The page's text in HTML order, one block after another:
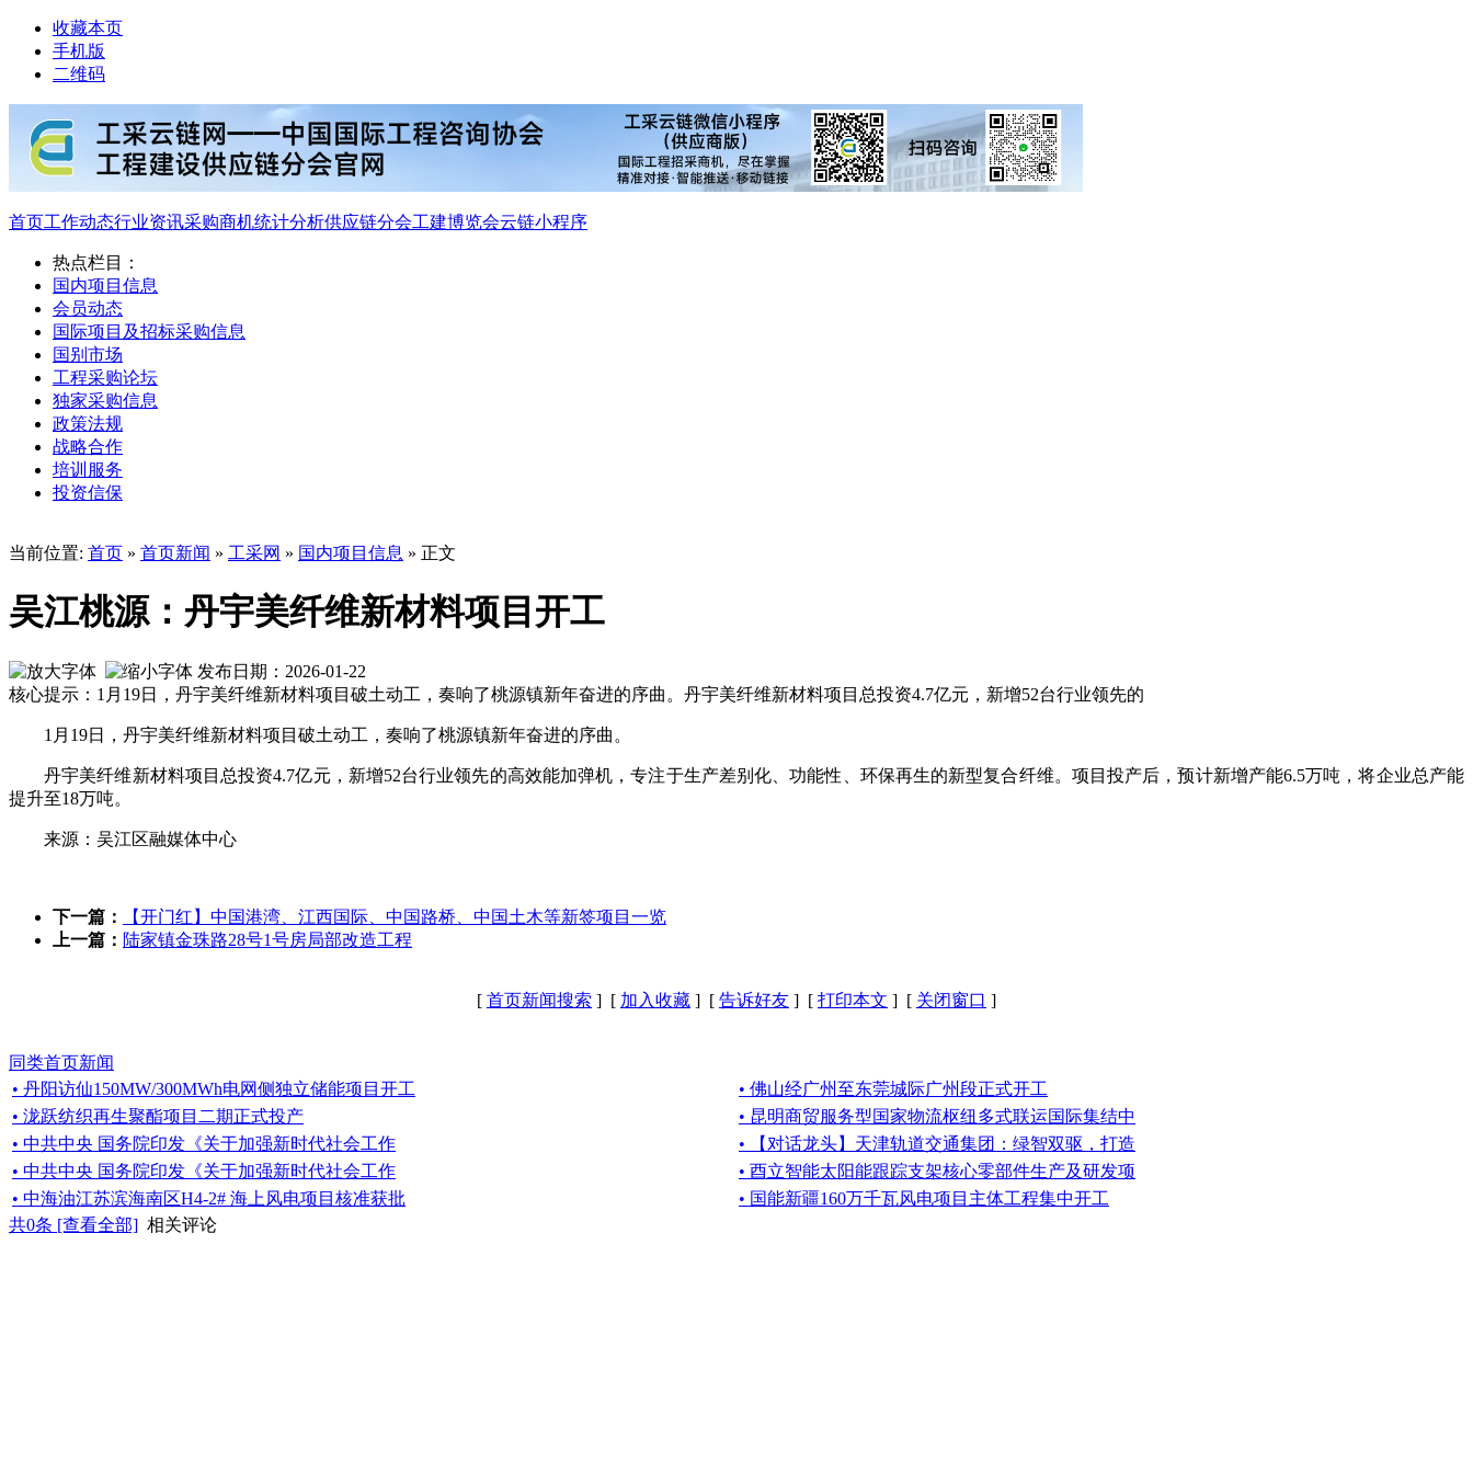
收藏本页
手机版
二维码
首页工作动态行业资讯采购商机统计分析供应链分会工建博览会云链小程序
热点栏目：
国内项目信息
会员动态
国际项目及招标采购信息
国别市场
工程采购论坛
独家采购信息
政策法规
战略合作
培训服务
投资信保
当前位置: 首页 » 首页新闻 » 工采网 » 国内项目信息 » 正文
吴江桃源：丹宇美纤维新材料项目开工
发布日期：2026-01-22
核心提示：1月19日，丹宇美纤维新材料项目破土动工，奏响了桃源镇新年奋进的序曲。丹宇美纤维新材料项目总投资4.7亿元，新增52台行业领先的
1月19日，丹宇美纤维新材料项目破土动工，奏响了桃源镇新年奋进的序曲。
丹宇美纤维新材料项目总投资4.7亿元，新增52台行业领先的高效能加弹机，专注于生产差别化、功能性、环保再生的新型复合纤维。项目投产后，预计新增产能6.5万吨，将企业总产能
提升至18万吨。
来源：吴江区融媒体中心
下一篇：
【开门红】中国港湾、江西国际、中国路桥、中国土木等新签项目一览
上一篇： 陆家镇金珠路28号1号房局部改造工程
[ 首页新闻搜索 ] [ 加入收藏 ] [ 告诉好友 ] [ 打印本文 ] [ 关闭窗口 ]
同类首页新闻
• 丹阳访仙150MW/300MWh电网侧独立储能项目开工
• 佛山经广州至东莞城际广州段正式开工
• 泷跃纺织再生聚酯项目二期正式投产
• 昆明商贸服务型国家物流枢纽多式联运国际集结中
• 中共中央 国务院印发《关于加强新时代社会工作
• 【对话龙头】天津轨道交通集团：绿智双驱，打造
• 中共中央 国务院印发《关于加强新时代社会工作
• 酉立智能太阳能跟踪支架核心零部件生产及研发项
• 中海油江苏滨海南区H4-2# 海上风电项目核准获批
• 国能新疆160万千瓦风电项目主体工程集中开工
共0条 [查看全部] 相关评论